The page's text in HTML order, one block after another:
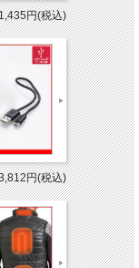
円(税込)
円(税込)